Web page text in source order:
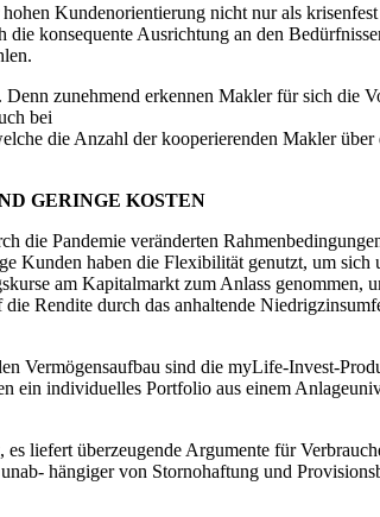
Kundenorientierung nicht nur als
konsequente Ausrichtung an den
zunehmend erkennen Makler für sich die
bei
die Anzahl der kooperierenden Makler
GERINGE KOSTEN
die Pandemie veränderten
Kunden haben die Flexibilität genutzt, um
am Kapitalmarkt zum Anlass genommen,
Rendite durch das anhaltende
Vermögensaufbau sind die myLife-Invest-
ein individuelles Portfolio aus einem
liefert überzeugende Argumente für
hängiger von Stornohaftung und